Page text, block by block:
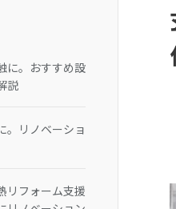
に。おすすめ設
説
。リノベーショ
リフォーム支援